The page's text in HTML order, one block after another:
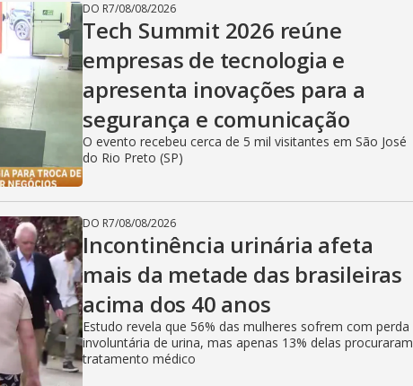
DO R7/08/08/2026
Tech Summit 2026 reúne
empresas de tecnologia e
apresenta inovações para a
segurança e comunicação
O evento recebeu cerca de 5 mil visitantes em São José
do Rio Preto (SP)
DO R7/08/08/2026
Incontinência urinária afeta
mais da metade das brasileiras
acima dos 40 anos
Estudo revela que 56% das mulheres sofrem com perda
involuntária de urina, mas apenas 13% delas procuraram
tratamento médico